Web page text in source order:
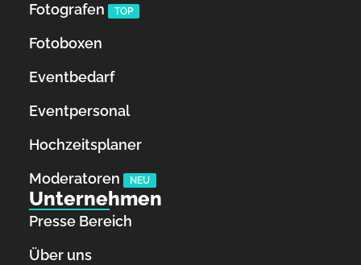
Fotografen TOP
Fotoboxen
Eventbedarf
Eventpersonal
Hochzeitsplaner
Moderatoren
NEU
Unternehmen
Presse Bereich
Über uns